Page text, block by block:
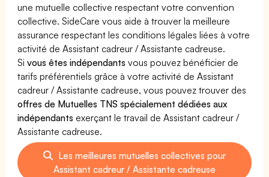
une mutuelle collective respectant votre convention
collective. SideCare vous aide à trouver la meilleure
assurance respectant les conditions légales liées à votre
activité de Assistant cadreur / Assistante cadreuse.
Sivous êtes indépendants vous pouvez bénéficier de
tarifs préférentiels grâce à votre activité de Assistant
cadreur / Assistante cadreuse, vous pouvez trouver des
offres de Mutuelles TNS spécialement dédiées aux
indépendants exerçant le travail de Assistant cadreur /
Assistante cadreuse.
Les meilleures mutuelles collectives pour
Assistant cadreur / Assistante cadreuse